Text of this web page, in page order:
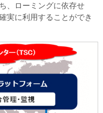
、ローミングに依存せ
実に利用することができ